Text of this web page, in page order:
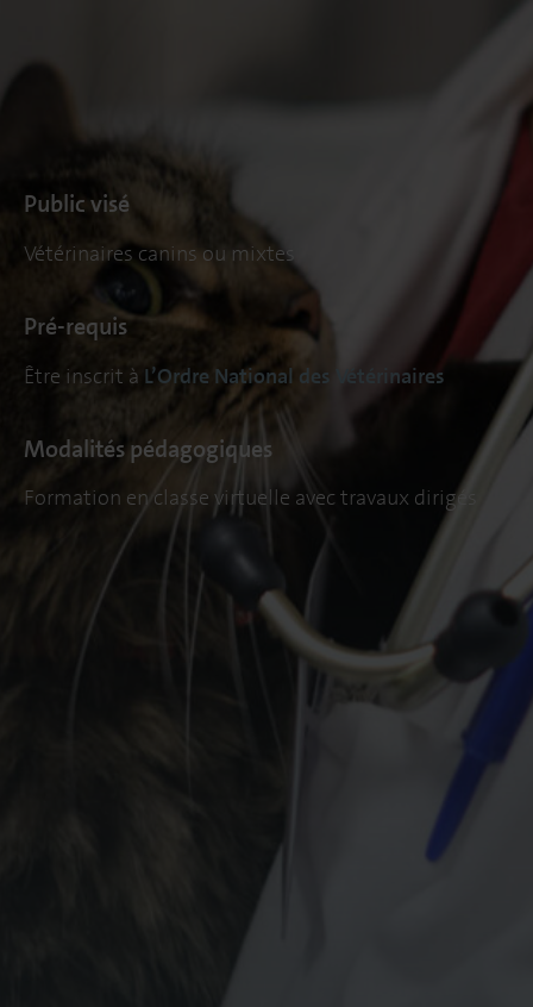
Public visé
Vétérinaires canins ou mixtes
Pré-requis
Être inscrit à L’Ordre National des Vétérinaires
Modalités pédagogiques
Formation en classe virtuelle avec travaux dirigés